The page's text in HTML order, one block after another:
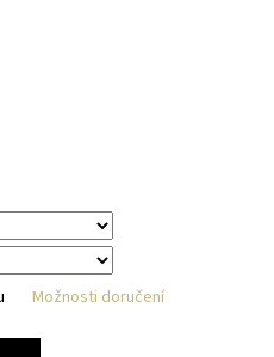
Možnosti doručení